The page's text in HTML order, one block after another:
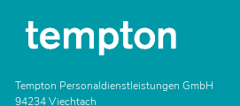
Tempton Personaldienstleistungen GmbH
94234 Viechtach